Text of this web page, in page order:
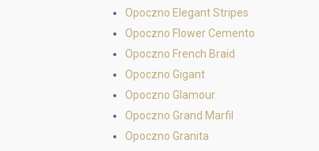
Opoczno Elegant Stripes
Opoczno Flower Cemento
Opoczno French Braid
Opoczno Gigant
Opoczno Glamour
Opoczno Grand Marfil
Opoczno Granita